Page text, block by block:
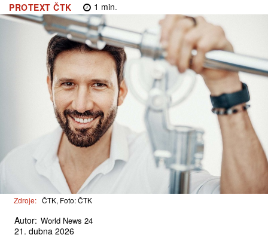
PROTEXT ČTK 1 min.
Zdroje: ČTK, Foto: ČTK
Autor: World News 24
21. dubna 2026